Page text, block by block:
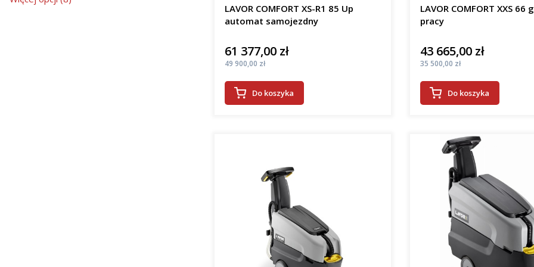
LAVOR COMFORT XS-R1 85 Up
automat samojezdny
Cena
61 377,00 zł
Cena
49 900,00 zł
Do koszyka
LAVOR COMFORT XXS
pracy
Cena
43 665,00 zł
Cena
35 500,00 zł
Do koszyka